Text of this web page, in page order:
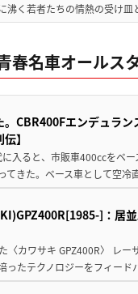
沸く若者たちの情熱の受け
春名車オールス
CBR400Fエンデュラ
】
入ると、市販車400ccをベ
てきた。ベース車として空
]：居
〈カワサキ GPZ400R〉 レ
ったテクノロジーをフィー